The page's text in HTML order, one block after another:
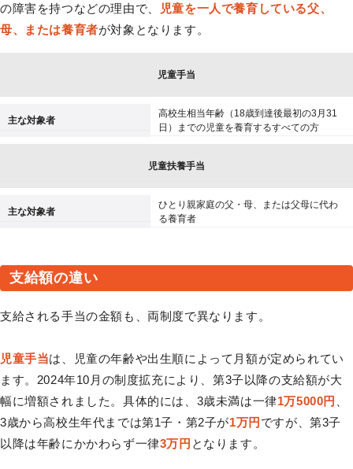
の障害を持つなどの理由で、
児童を一人で養育している父、
母、または養育者が対象となります。
児童手当
主な対象者
高校生相当年齢（18歳到達後最初の3月31
日）までの児童を養育するすべての方
児童扶養手当
主な対象者
ひとり親家庭の父・母、または父母に代わ
る養育者
支給額の違い
支給される手当の金額も、両制度で異なります。
児童手当は、児童の年齢や出生順によって月額が定められてい
ます。2024年10月の制度拡充により、第3子以降の支給額が大
幅に増額されました。具体的には、3歳未満は一律1万5000円
3歳から高校生年代までは第1子・第2子が1万円 ですが、第3子
以降は年齢にかかわらず一律3万円 となります。